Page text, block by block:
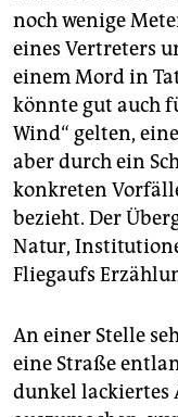
abo
genossenschaft
epaper login
noch wenige
eines Vertreters
einem Mord in
könnte gut auch
Wind“ gelten,
aber durch ein
konkreten
bezieht. Der
Natur,
Fliegaufs
An einer Stelle
eine Straße
dunkel lackiertes